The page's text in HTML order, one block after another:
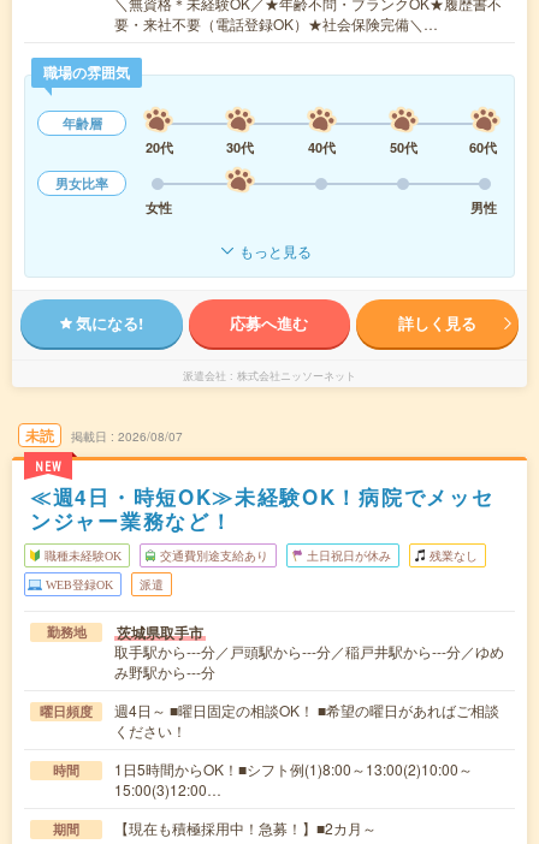
要・来社不要（電話登録OK）★社会保険完備＼…
職場の雰囲気
年齢層
20代
30代 40代 50代
60代
男女比率
女性
男性
もっと見る
気になる! 応募へ進む 詳しく見る
派遣会社 株式会社ニッソーネット
未読
NEW
掲載日 2026/08/07
≪週4日・時短OK≫未経験OK！病院でメッセ
ンジャー業務など！
職種未経験OK 交通費別途支給あり 土日祝日が休み 残業なし
WEB登録OK 派遣
勤務地 茨城県取手市
取手駅から---分／戸頭駅から---分／稲戸井駅から---分／ゆめ
み野駅から---分
曜日頻度
週4日～ ■曜日固定の相談OK！ ■希望の曜日があればご相談
ください！
時間
1日5時間からOK！■シフト例(1)8:00～13:00(2)10:00～
15:00(3)12:00…
期間 【現在も積極採用中！急募！】■2カ月～